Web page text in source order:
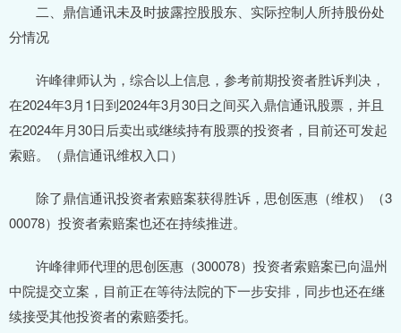
二、鼎信通讯未及时披露控股股东、实际控制人所持股份处
分情况
许峰律师认为，综合以上信息，参考前期投资者胜诉判决，
在2024年3月1日到2024年3月30日之间买入鼎信通讯股票，并且
在2024年月30日后卖出或继续持有股票的投资者，目前还可发起
索赔。（鼎信通讯维权入口）
除了鼎信通讯投资者索赔案获得胜诉，思创医惠（维权）（3
00078）投资者索赔案也还在持续推进。
许峰律师代理的思创医惠（300078）投资者索赔案已向温州
中院提交立案，目前正在等待法院的下一步安排，同步也还在继
续接受其他投资者的索赔委托。